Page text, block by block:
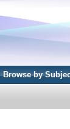
Browse by